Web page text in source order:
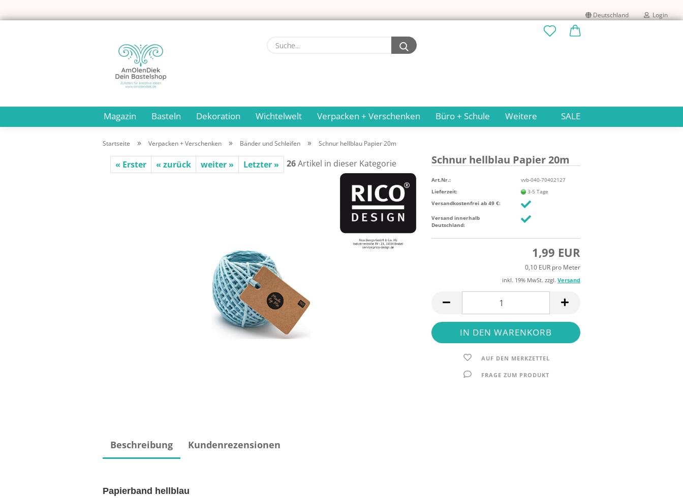
Deutschland Login
Konto erstellen
Suche...
Magazin Basteln Dekoration Wichtelwelt Verpacken + Verschenken Büro + Schule SALE
Weitere
Startseite » Verpacken + Verschenken » Bänder und Schleifen » Schnur hellblau Papier 20m
« Erster « zurück weiter » Letzter » 26Artikel in dieser Kategorie Schnur hell­blau Pa­pier 20m
Art.Nr.:
vvb-040-70402127
Lieferzeit:
3-5 Tage
Versandkostenfrei ab 49 €:
Versand innerhalb
Deutschland:
1,99 EUR
0,10 EUR pro Meter
inkl. 19% MwSt. zzgl. Versand
AUF DEN MERKZETTEL
FRAGE ZUM PRODUKT
Beschreibung Kundenrezensionen
Papierband hellblau